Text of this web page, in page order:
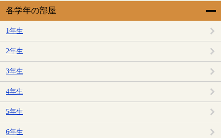
各学年の部屋
1年生
2年生
3年生
4年生
5年生
6年生